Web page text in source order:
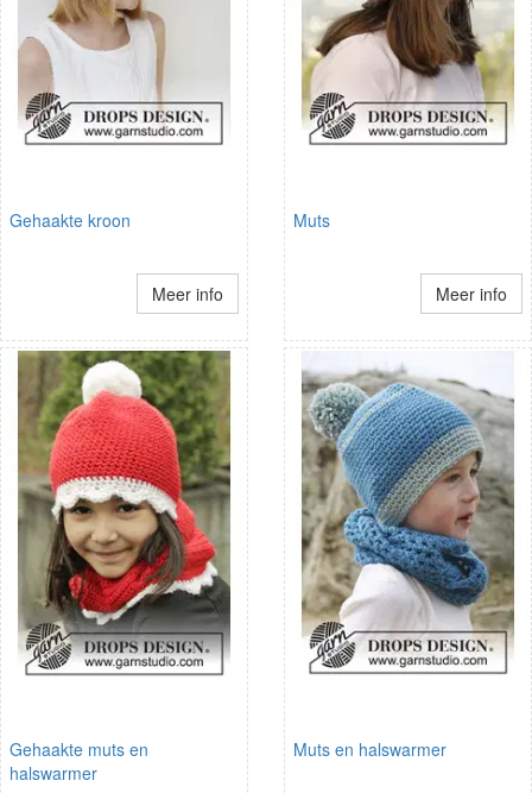
Gehaakte kroon
Meer info
Muts
Meer info
Gehaakte muts en
halswarmer
Muts en halswarmer